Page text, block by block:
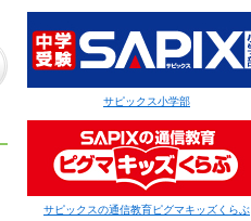
サピックス小学部
サピックスの通信教育ピグマキッズくらぶ